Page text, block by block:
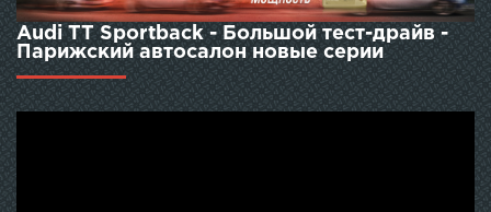
Audi TT Sportback - Большой тест-драйв -
Парижский автосалон новые серии